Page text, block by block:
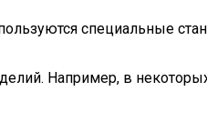
специальные
Например, в